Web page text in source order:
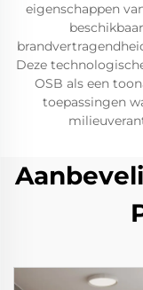
eigenschappen
Deze
OSB als een
toepassingen